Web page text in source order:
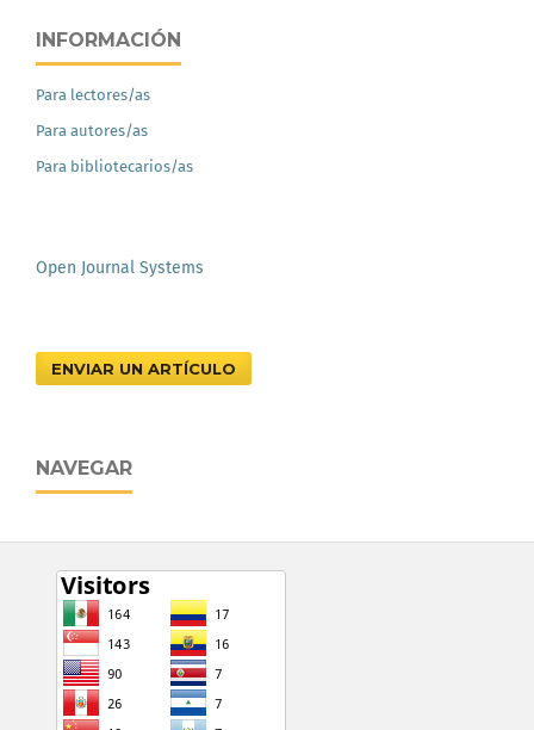
INFORMACIÓN
Para lectores/as
Para autores/as
Para bibliotecarios/as
Open Journal Systems
ENVIAR UN ARTÍCULO
NAVEGAR